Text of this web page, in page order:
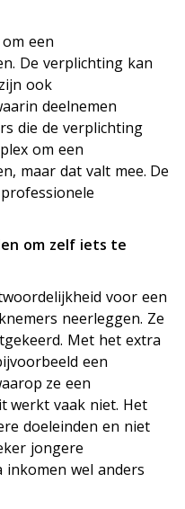
een
De verplichting kan
ook
deelnemen
die de verplichting
om een
maar dat valt mee. De
om zelf iets te
voor een
neerleggen. Ze
Met het extra
een
ze een
werkt vaak niet. Het
doeleinden en niet
jongere
wel anders